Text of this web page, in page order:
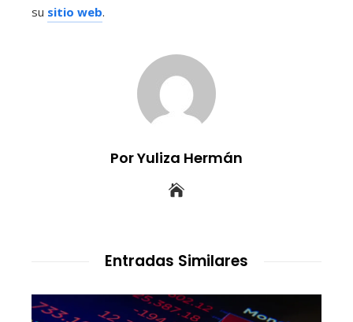
su sitio web.
Por Yuliza Hermán
Entradas Similares